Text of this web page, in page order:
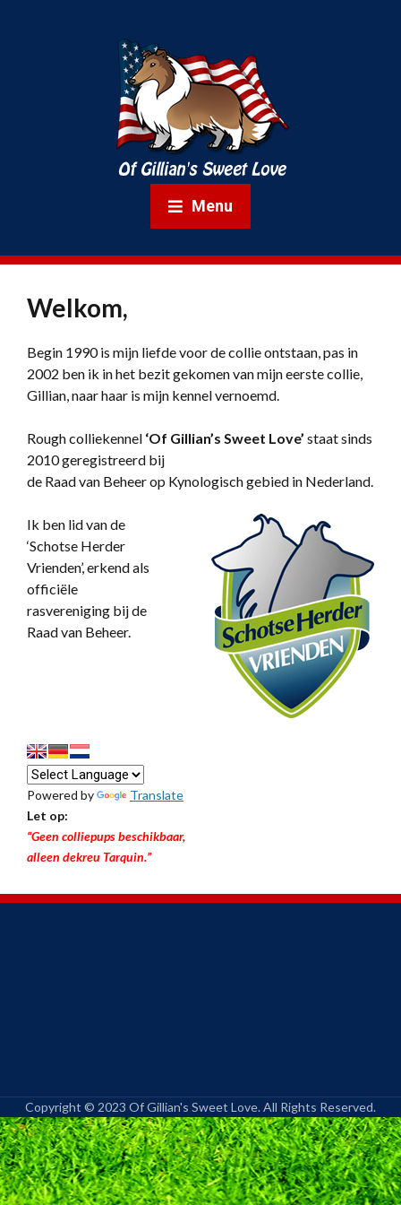
Menu
Welkom,
Begin 1990 is mijn liefde voor de collie ontstaan, pas in
2002 ben ik in het bezit gekomen van mijn eerste collie,
Gillian, naar haar is mijn kennel vernoemd.
Rough colliekennel ‘Of Gillian’s Sweet Love’ staat sinds
2010 geregistreerd bij
de Raad van Beheer op Kynologisch gebied in Nederland.
Ik ben lid van de
‘Schotse Herder
Vrienden’, erkend als
officiële
rasvereniging bij de
Raad van Beheer.
Powered by
Translate
Let op:
“Geen colliepups beschikbaar,
alleen dekreu Tarquin.”
Copyright © 2023 Of Gillian's Sweet Love. All Rights Reserved.